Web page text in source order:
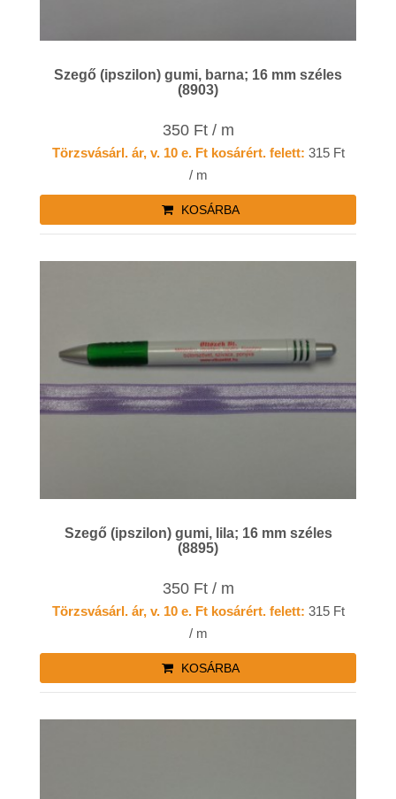
Szegő (ipszilon) gumi, barna; 16 mm széles
(8903)
350 Ft / m
Törzsvásárl. ár, v. 10 e. Ft kosárért. felett: 315 Ft
/ m
KOSÁRBA
Szegő (ipszilon) gumi, lila; 16 mm széles
(8895)
350 Ft / m
Törzsvásárl. ár, v. 10 e. Ft kosárért. felett: 315 Ft
/ m
KOSÁRBA